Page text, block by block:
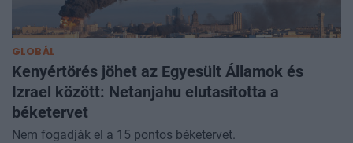
GLOBÁL
Kenyértörés jöhet az Egyesült Államok és
Izrael között: Netanjahu elutasította a
béketervet
Nem fogadják el a 15 pontos béketervet.